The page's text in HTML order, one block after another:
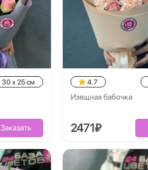
30 x 25 см
Заказать
4.7
Изящная бабочка
2471₽